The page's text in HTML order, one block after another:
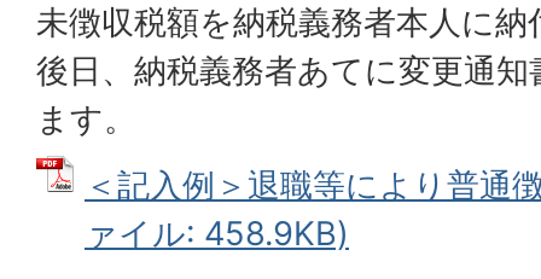
未徴収税額を納税義務者本人に
後日、納税義務者あてに変更通
ます。
＜記入例＞退職等により普通
ァイル: 458.9KB)